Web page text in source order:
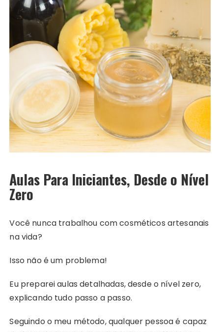
Aulas Para Iniciantes, Desde o Nível
Zero
Você nunca trabalhou com cosméticos artesanais
na vida?
Isso não é um problema!
Eu preparei aulas detalhadas, desde o nível zero,
explicando tudo passo a passo.
Seguindo o meu método, qualquer pessoa é capaz